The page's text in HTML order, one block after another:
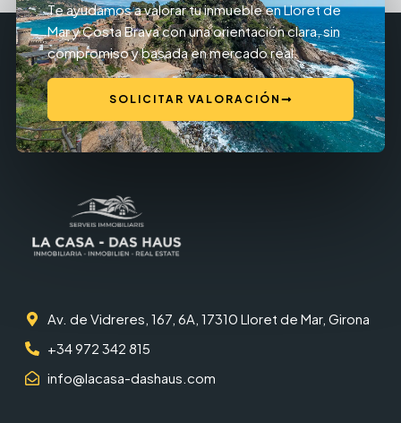
Te ayudamos a valorar tu inmueble en Lloret de
Mar y Costa Brava con una orientación clara, sin
compromiso y basada en mercado real.
SOLICITAR VALORACIÓN
Av. de Vidreres, 167, 6A, 17310 Lloret de Mar, Girona
+34 972 342 815
info@lacasa-dashaus.com